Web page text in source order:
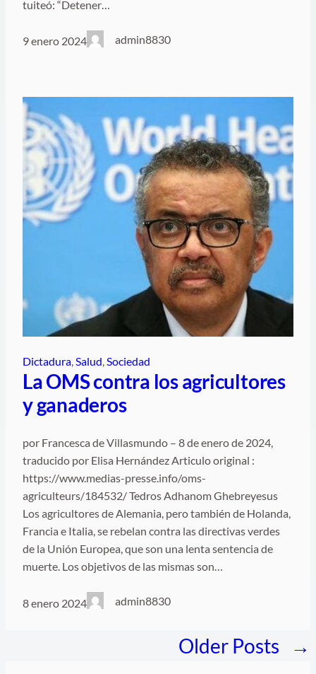
tuiteó: “Detener…
9 enero 2024 admin8830
Dictadura, Salud, Sociedad
La OMS contra los agricultores
y ganaderos
por Francesca de Villasmundo – 8 de enero de 2024,
traducido por Elisa Hernández Articulo original :
https://www.medias-presse.info/oms-
agriculteurs/184532/ Tedros Adhanom Ghebreyesus
Los agricultores de Alemania, pero también de Holanda,
Francia e Italia, se rebelan contra las directivas verdes
de la Unión Europea, que son una lenta sentencia de
muerte. Los objetivos de las mismas son…
8 enero 2024 admin8830
Older Posts →